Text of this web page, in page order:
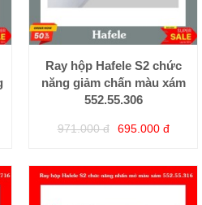
Ray hộp Hafele S2 chức
năng giảm chấn màu xám
552.55.306
971.000 đ 695.000 đ